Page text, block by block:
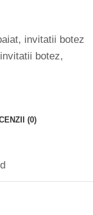
, invitatii botez
botez,
(0)